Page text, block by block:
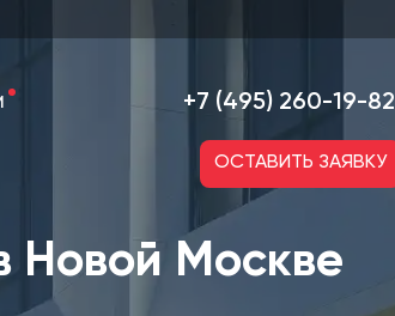
+7 (495) 260-19-82
ОСТАВИТЬ ЗАЯВКУ
Новой Москве